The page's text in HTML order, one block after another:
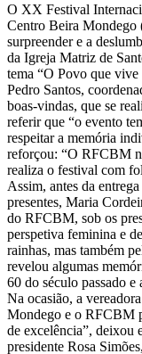
O XX Festival
Centro Beira
surpreender e a
da Igreja Matriz de
tema “O Povo que
Pedro Santos,
boas-vindas, que se
referir que “o evento
respeitar a memória
reforçou: “O RFCBM
realiza o festival com
Assim, antes da
presentes, Maria
do RFCBM, sob os
perspetiva feminina e
rainhas, mas também
revelou algumas
60 do século passado e
Na ocasião, a
Mondego e o RFCBM
de excelência”, deixou
presidente Rosa